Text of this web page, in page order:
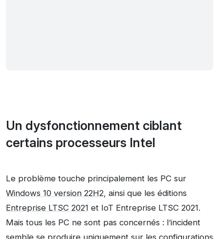
Un dysfonctionnement ciblant
certains processeurs Intel
Le problème touche principalement les PC sur
Windows 10 version 22H2, ainsi que les éditions
Entreprise LTSC 2021 et IoT Entreprise LTSC 2021.
Mais tous les PC ne sont pas concernés : l’incident